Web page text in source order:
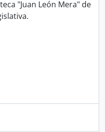
"Juan León Mera" de